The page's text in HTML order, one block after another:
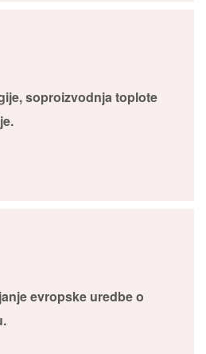
soproizvodnja toplote
evropske uredbe o